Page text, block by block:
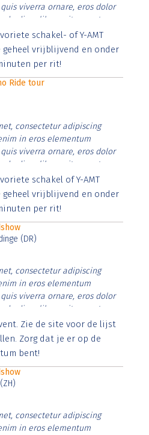
viverra ornare, eros dolor
diam libero vitae erat.
cursus id rutrum lorem
risus tristique posuere.
schakel- of Y-AMT
geheel vrijblijvend en onder
per rit!
Ride tour
consectetur adipiscing
in eros elementum
viverra ornare, eros dolor
diam libero vitae erat.
cursus id rutrum lorem
risus tristique posuere.
schakel of Y-AMT
geheel vrijblijvend en onder
per rit!
(DR)
consectetur adipiscing
in eros elementum
viverra ornare, eros dolor
diam libero vitae erat.
cursus id rutrum lorem
risus tristique posuere.
Zie de site voor de lijst
Zorg dat je er op de
bent!
consectetur adipiscing
in eros elementum